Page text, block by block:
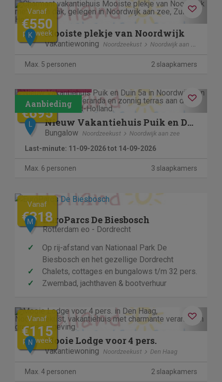
Previous Next
Vanaf
€550
per week
K Mooiste plekje van Noordwijk
Vakantiewoning Noordzeekust Noordwijk aan zee
Max. 5 personen 2 slaapkamers
Previous Next
€799
€695
Nieuw Vakantiehuis Puik en Duin 5a
Bungalow Noordzeekust Noordwijk aan zee
Last-minute: 11-09-2026 tot 14-09-2026
Max. 6 personen 3 slaapkamers
Vanaf
€318
M EuroParcs De Biesbosch
Rotterdam eo - Dordrecht
✓
Op rij-afstand van Nationaal Park De
Biesbosch en het gezellige Dordrecht
✓
Chalets, cottages en bungalows t/m 32 pers.
✓
Zwembad, jachthaven & bootverhuur
Previous Next
Vanaf
€115
per week
N Mooie Lodge voor 4 pers.
Vakantiewoning Noordzeekust Den Haag
Max. 4 personen 2 slaapkamers